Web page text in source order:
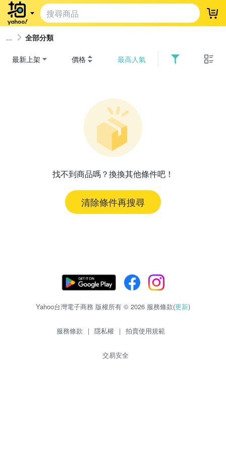
登
全部分類
最新上架 價格 最高人氣
找不到商品嗎？換換其他條件吧！
清除條件再搜尋
Yahoo台灣電子商務 版權所有 © 2026 服務條款(更新)
服務條款 | 隱私權 | 拍賣使用規範
交易安全